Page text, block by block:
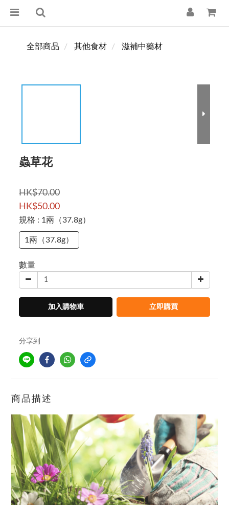
全部商品 其他食材 滋補中藥材
蟲草花
HK$70.00
HK$50.00
規格 : 1兩（37.8g）
1兩（37.8g）
數量
加入購物車 立即購買
分享到
商品描述